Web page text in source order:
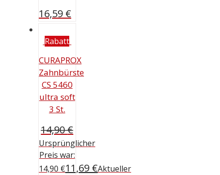
16,59 €
Rabatt
CURAPROX
Zahnbürste
CS 5460
ultra soft
3 St.
14,90€
Ursprünglicher
Preis war:
14,90 €11,69 €Aktueller